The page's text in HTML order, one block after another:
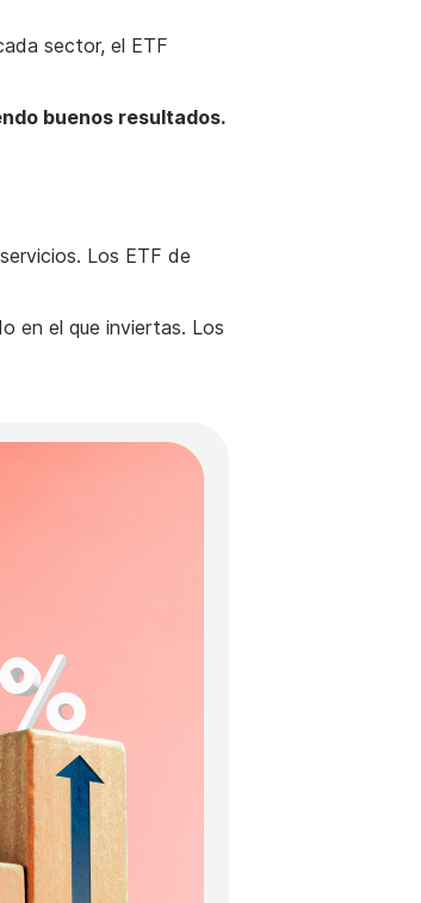
sector, el ETF
buenos resultados.
Los ETF de
en el que inviertas. Los